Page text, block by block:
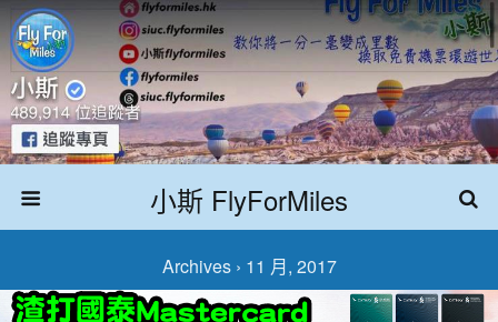
小斯 FlyForMiles
Archives › 11 月, 2017